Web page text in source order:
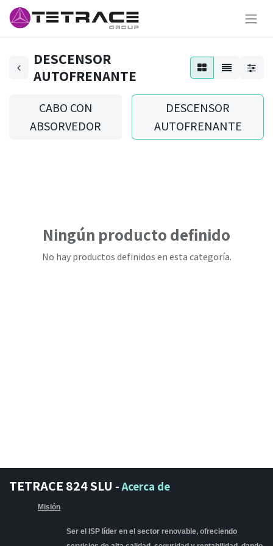
DESCENSOR
AUTOFRENANTE
CABO CON
ABSORVEDOR
DESCENSOR
AUTOFRENANTE
Ningún producto definido
No hay productos definidos en esta categoría.
TETRACE 824 SLU -Acerca de
Misión
Ser el ISP líder en el sector renovable, ofreciendo